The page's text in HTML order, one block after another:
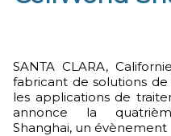
SANTA CLARA, Californie: Finesse Solutions, Inc., un
fabricant de solutions
les applications de
annonce la
Shanghai, un évènement